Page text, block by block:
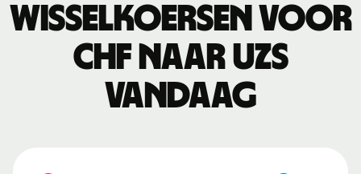
Wisselkoersen voor
CHF naar UZS
vandaag